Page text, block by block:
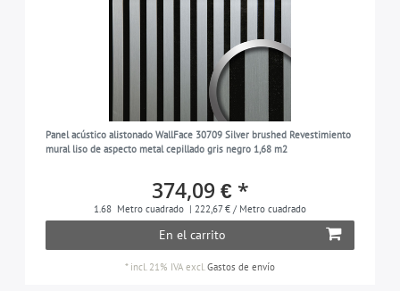
Panel acústico alistonado WallFace 30709 Silver brushed Revestimiento
mural liso de aspecto metal cepillado gris negro 1,68 m2
374,09 € *
1.68 Metro cuadrado | 222,67 € / Metro cuadrado
En el carrito
* incl. 21% IVA excl.Gastos de envío